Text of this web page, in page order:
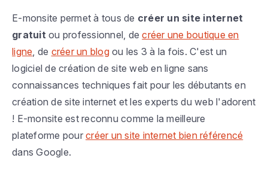
E-monsite permet à tous de créer un site internet
gratuit ou professionnel, decréer une boutique en
ligne , de créer un blogou les 3 à la fois. C'est un
logiciel de création de site web en ligne sans
connaissances techniques fait pour les débutants en
création de site internet et les experts du web l'adorent
! E-monsite est reconnu comme la meilleure
plateforme pour créer un site internet bien référencé
dans Google.